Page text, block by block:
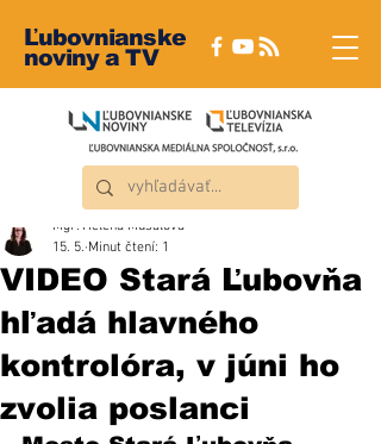
Ľubovnianske
noviny a TV
VIDEO Stará Ľubovňa
hľadá hlavného
kontrolóra, v júni ho
zvolia poslanci
Mgr. Helena Musalová
15. 5. Minut čtení: 1